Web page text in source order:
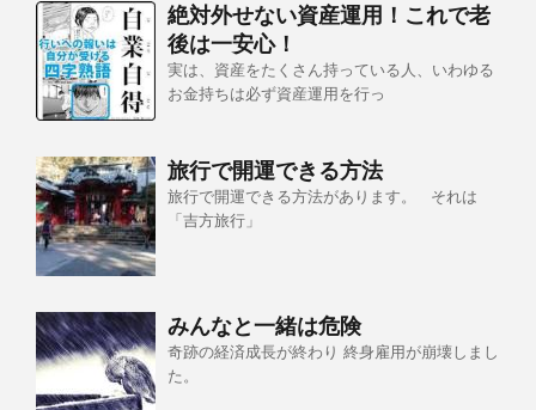
絶対外せない資産運用！これで老
後は一安心！
実は、資産をたくさん持っている人、いわゆる
お金持ちは必ず資産運用を行っ
旅行で開運できる方法
旅行で開運できる方法があります。 それは
「吉方旅行」
みんなと一緒は危険
奇跡の経済成長が終わり 終身雇用が崩壊しまし
た。